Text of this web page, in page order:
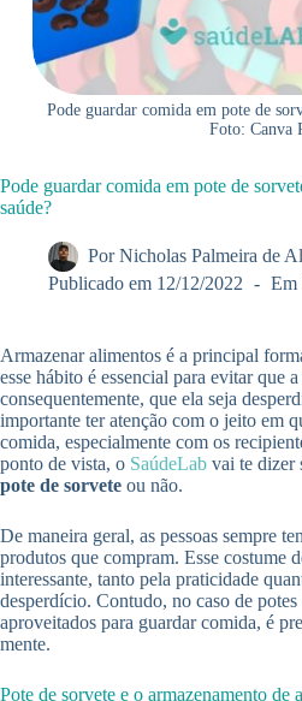
Pode guardar comida em pote de
Foto: Canva
Pode guardar comida em pote de
saúde?
Por Nicholas Palmeira de
Publicado em 12/12/2022 Em
Armazenar alimentos é a principal
esse hábito é essencial para evitar que
consequentemente, que ela seja
importante ter atenção com o jeito em
comida, especialmente com os
ponto de vista, o SaúdeLab vai te dizer
pote de sorvete ou não.
De maneira geral, as pessoas sempre
produtos que compram. Esse costume
interessante, tanto pela praticidade
desperdício. Contudo, no caso de potes
aproveitados para guardar comida, é
mente.
Pote de sorvete e o armazenamento de